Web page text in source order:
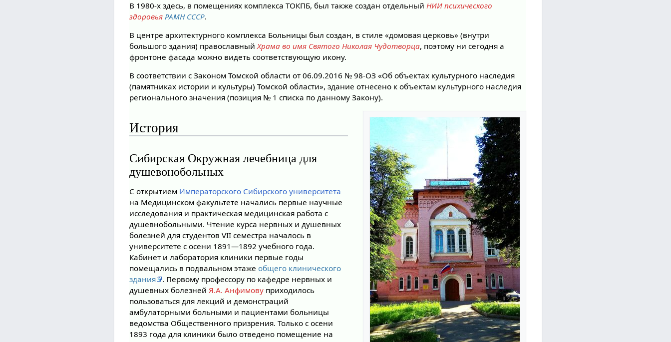
В 1980-х здесь, в помещениях комплекса ТОКПБ, был также создан отдельныйНИИ психического
здоровья РАМН СССР.
В центре архитектурного комплекса Больницы был создан, в стиле «домовая церковь» (внутри
большого здания) православныйХрама во имя Святого Николая Чудотворца, поэтому ни сегодня а
фронтоне фасада можно видеть соответствующую икону.
В соответствии с Законом Томской области от 06.09.2016 № 98-ОЗ «Об объектах культурного наследия
(памятниках истории и культуры) Томской области», здание отнесено к объектам культурного наследия
регионального значения (позиция № 1 списка по данному Закону).
История
Сибирская Окружная лечебница для
душевонобольных
С открытием Императорского Сибирского университета
на Медицинском факультете начались первые научные
исследования и практическая медицинская работа с
душевнобольными. Чтение курса нервных и душевных
болезней для студентов VII семестра началось в
университете с осени 1891—1892 учебного года.
Кабинет и лаборатория клиники первые годы
помещались в подвальном этажеобщего клинического
здания
. Первому профессору по кафедре нервных и
душевных болезнейЯ.А. Анфимову приходилось
пользоваться для лекций и демонстраций
амбулаторными больными и пациентами больницы
ведомства Общественного призрения. Только с осени
1893 года для клиники было отведено помещение на